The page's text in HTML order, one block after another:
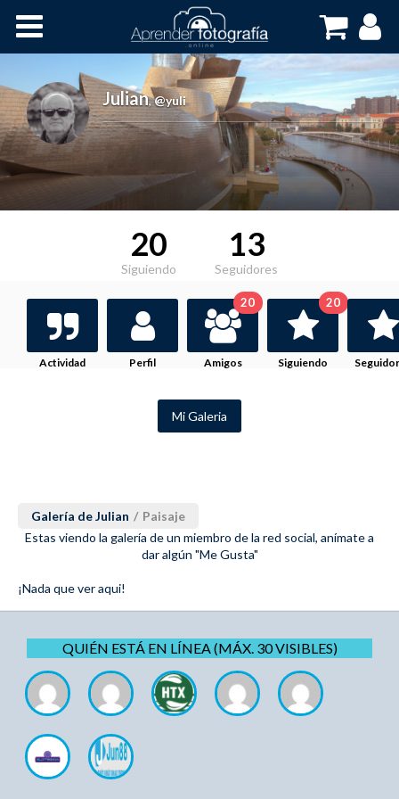
Cursos OnLine
Julian,@yuli
20
Siguiendo
13
Seguidores
Actividad Perfil Amigos
20
Siguiendo
20
Mi Galeria
Galería de Julian / Paisaje
Estas viendo la galería de un miembro de la red social, anímate a
dar algún "Me Gusta"
¡Nada que ver aqui!
QUIÉN ESTÁ EN LÍNEA (MÁX. 30 VISIBLES)